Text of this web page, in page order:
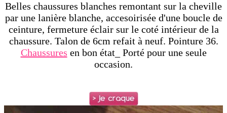
Belles chaussures blanches remontant sur la cheville
par une lanière blanche, accesoirisée d'une boucle de
ceinture, fermeture éclair sur le coté intérieur de la
chaussure. Talon de 6cm refait à neuf. Pointure 36.
Chaussures en bon état_ Porté pour une seule
occasion.